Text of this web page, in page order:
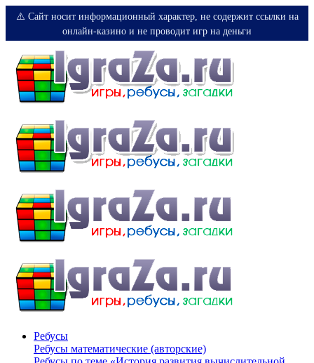
⚠️ Сайт носит информационный характер, не содержит ссылки на
онлайн-казино и не проводит игр на деньги
Ребусы
Ребусы математические (авторские)